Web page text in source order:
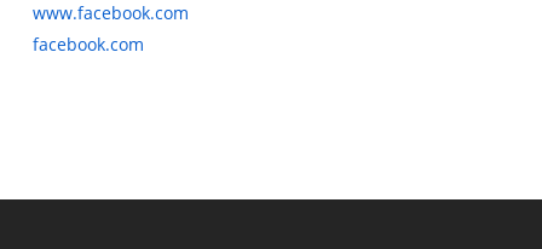
www.facebook.com
facebook.com